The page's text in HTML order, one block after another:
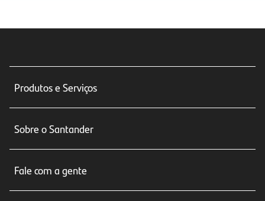
Produtos e Serviços
Seguros
Crédito e Financiamentos
Sobre o Santander
Fale com a gente